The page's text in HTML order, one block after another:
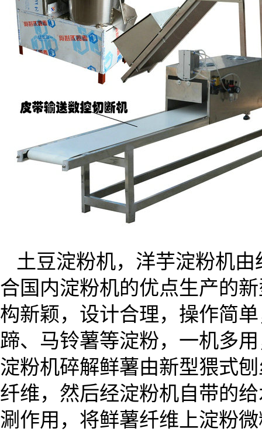
土豆淀粉机，洋芋淀粉机
合国内淀粉机的优点生产的
构新颖，设计合理，操作简
蹄、马铃薯等淀粉，一机多
淀粉机碎解鲜薯由新型猥式
纤维，然后经淀粉机自带的
涮作用，将鲜薯纤维上淀粉